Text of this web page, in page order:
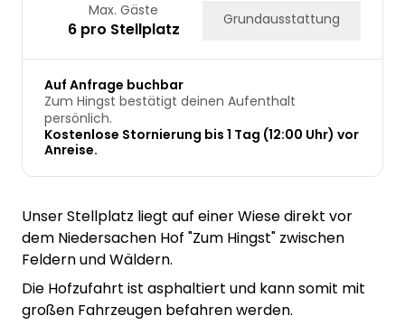
Max. Gäste
6 pro Stellplatz Grundausstattung
Auf Anfrage buchbar
Zum Hingst bestätigt deinen Aufenthalt
persönlich.
Kostenlose Stornierung bis 1 Tag (12:00 Uhr) vor
Anreise.
Unser Stellplatz liegt auf einer Wiese direkt vor
dem Niedersachen Hof "Zum Hingst" zwischen
Feldern und Wäldern.
Die Hofzufahrt ist asphaltiert und kann somit mit
großen Fahrzeugen befahren werden.